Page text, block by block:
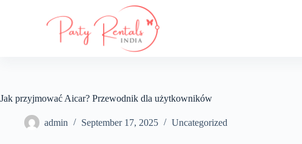
n
Jak przyjmować Aicar? Przewodnik dla użytkowników
admin September 17, 2025 Uncategorized